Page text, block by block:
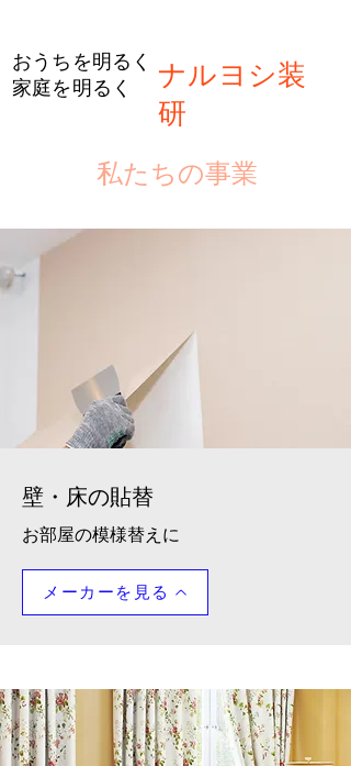
​おうちを明るく
家庭を明るく
ナルヨシ装
研
私たちの事業
​壁・床の貼替
​お部屋の模様替えに
メーカーを見る